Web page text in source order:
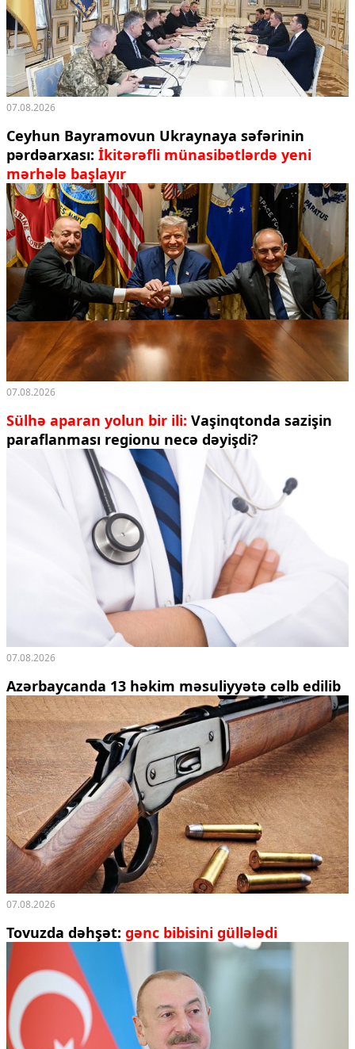
07.08.2026
Ceyhun Bayramovun Ukraynaya səfərinin
pərdəarxası: İkitərəfli münasibətlərdə yeni
mərhələ başlayır
07.08.2026
Sülhə aparan yolun bir ili: Vaşinqtonda sazişin
paraflanması regionu necə dəyişdi?
07.08.2026
Azərbaycanda 13 həkim məsuliyyətə cəlb edilib
07.08.2026
Tovuzda dəhşət: gənc bibisini güllələdi